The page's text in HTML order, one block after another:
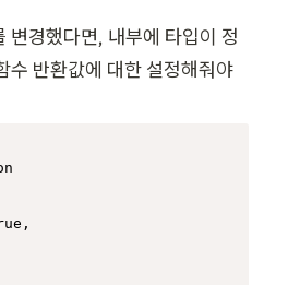
변경했다면, 내부에 타입이 정
수 반환값에 대한 설정해줘야
,